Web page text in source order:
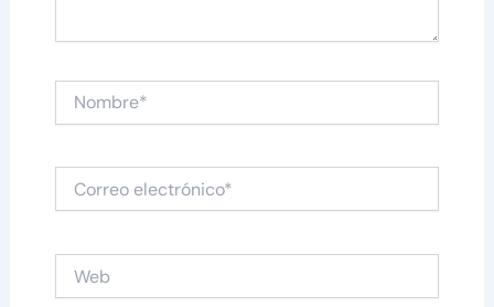
Nombre*
electrónico*